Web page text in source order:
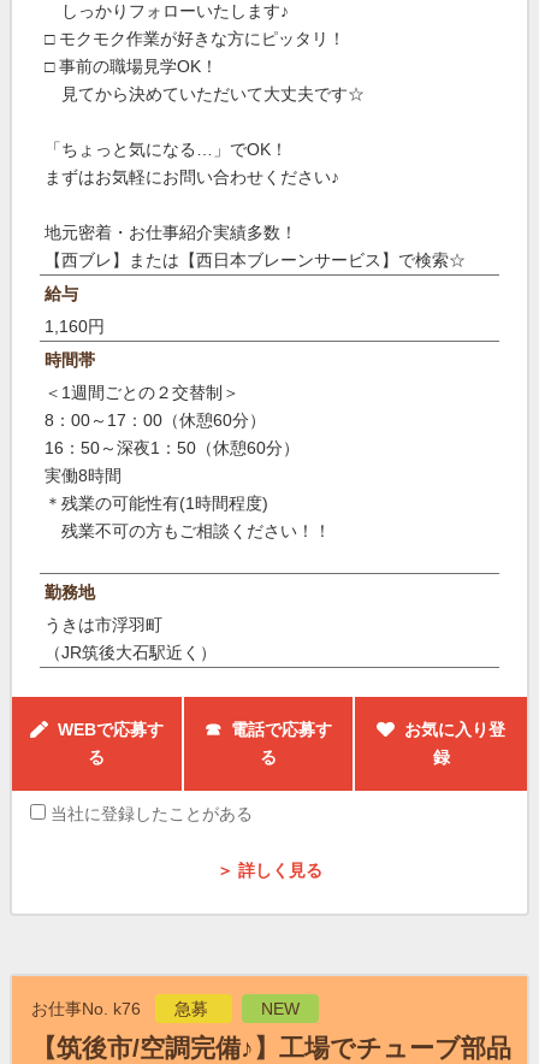
しっかりフォローいたします♪
□ モクモク作業が好きな方にピッタリ！
□ 事前の職場見学OK！
見てから決めていただいて大丈夫です☆
「ちょっと気になる…」でOK！
まずはお気軽にお問い合わせください♪
地元密着・お仕事紹介実績多数！
【西ブレ】または【西日本ブレーンサービス】で検索☆
給与
1,160円
時間帯
＜1週間ごとの２交替制＞
8：00～17：00（休憩60分）
16：50～深夜1：50（休憩60分）
実働8時間
＊残業の可能性有(1時間程度)
残業不可の方もご相談ください！！
勤務地
うきは市浮羽町
（JR筑後大石駅近く）
WEBで応募す
る
☎ 電話で応募す
る
お気に入り登
録
当社に登録したことがある
＞ 詳しく見る
お仕事No. k76 急募 NEW
【筑後市/空調完備♪】工場でチューブ部品